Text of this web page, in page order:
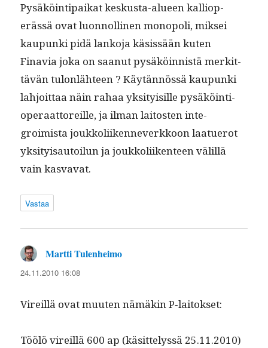
Pysäköin­tipaikat keskus­ta-alueen kalliop­
erässä ovat luon­nolli­nen monop­o­li, mik­sei
kaupun­ki pidä lanko­ja käsis­sään kuten
Finavia joka on saanut pysäköin­nistä merkit­
tävän tulon­läh­teen ? Käytän­nössä kaupun­ki
lahjoit­taa näin rahaa yksi­ty­isille pysäköin­ti­
op­er­aat­tor­eille, ja ilman laitosten inte­
groimista joukkoli­iken­n­ev­erkkoon laat­uerot
yksi­ty­isautoilun ja joukkoli­iken­teen välil­lä
vain kasvavat.
Vastaa
Martti Tulenheimo
24.11.2010 16:08
Vireil­lä ovat muuten nämäkin P‑laitokset:
Töölö vireil­lä 600 ap (käsit­telyssä 25.11.2010)